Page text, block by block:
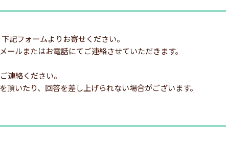
記フォームよりお寄せください。
ルまたはお電話にてご連絡させていただきます。
連絡ください。
いたり、回答を差し上げられない場合がございます。